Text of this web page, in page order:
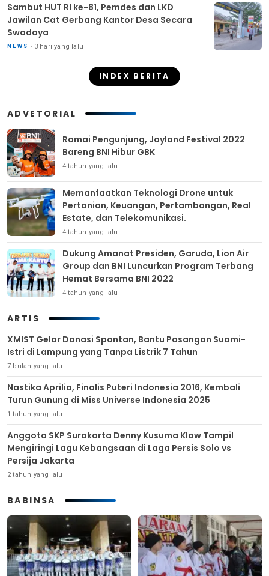
Sambut HUT RI ke-81, Pemdes dan LKD
Jawilan Cat Gerbang Kantor Desa Secara
Swadaya
NEWS 3 hari yang lalu
INDEX BERITA
ADVETORIAL
Ramai Pengunjung, Joyland Festival 2022
Bareng BNI Hibur GBK
4 tahun yang lalu
Memanfaatkan Teknologi Drone untuk
Pertanian, Keuangan, Pertambangan, Real
Estate, dan Telekomunikasi.
4 tahun yang lalu
Dukung Amanat Presiden, Garuda, Lion Air
Group dan BNI Luncurkan Program Terbang
Hemat Bersama BNI 2022
4 tahun yang lalu
ARTIS
XMIST Gelar Donasi Spontan, Bantu Pasangan Suami-
Istri di Lampung yang Tanpa Listrik 7 Tahun
7 bulan yang lalu
Nastika Aprilia, Finalis Puteri Indonesia 2016, Kembali
Turun Gunung di Miss Universe Indonesia 2025
1 tahun yang lalu
Anggota SKP Surakarta Denny Kusuma Klow Tampil
Mengiringi Lagu Kebangsaan di Laga Persis Solo vs
Persija Jakarta
2 tahun yang lalu
BABINSA